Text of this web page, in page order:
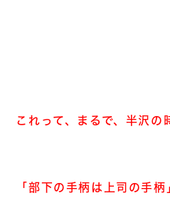
これって、まるで、半沢の
「部下の手柄は上司の手柄